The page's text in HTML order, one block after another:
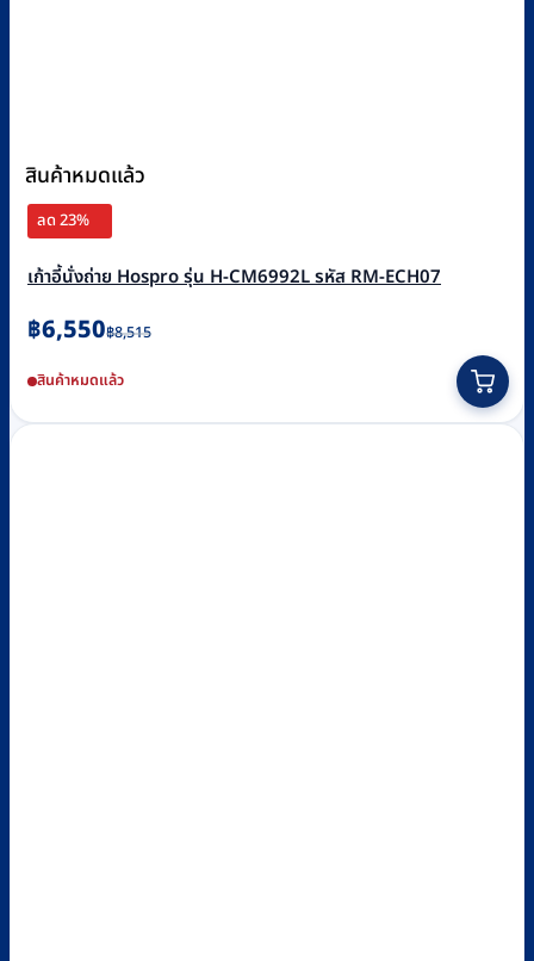
สินค้าหมดแล้ว
ลด 23%
เก้าอี้นั่งถ่าย Hospro รุ่น H-CM6992L รหัส RM-ECH07
฿8,515
Original
was:
฿8,515.
฿6,550
Current
is:
฿6,550.
สินค้าหมดแล้ว